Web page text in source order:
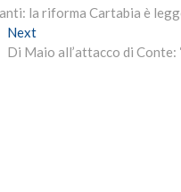
la riforma Cartabia è
NextNext
post:
Di Maio all’attacco di